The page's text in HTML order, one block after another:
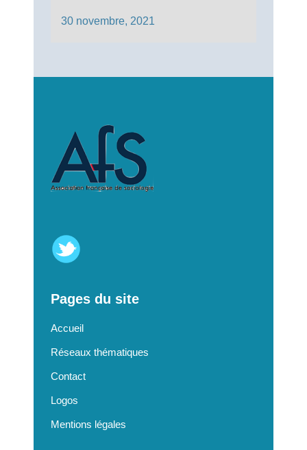
30 novembre, 2021
Pages du site
Accueil
Réseaux thématiques
Contact
Logos
Mentions légales